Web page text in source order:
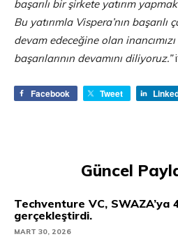
başarılı bir şirkete yatırım
Bu yatırımla Vispera’nın başarılı
devam edeceğine olan
başarılarının devamını diliyoruz.”
Facebook Tweet
Güncel
Techventure VC, SWAZA’ya
gerçekleştirdi.
MART 30, 2026